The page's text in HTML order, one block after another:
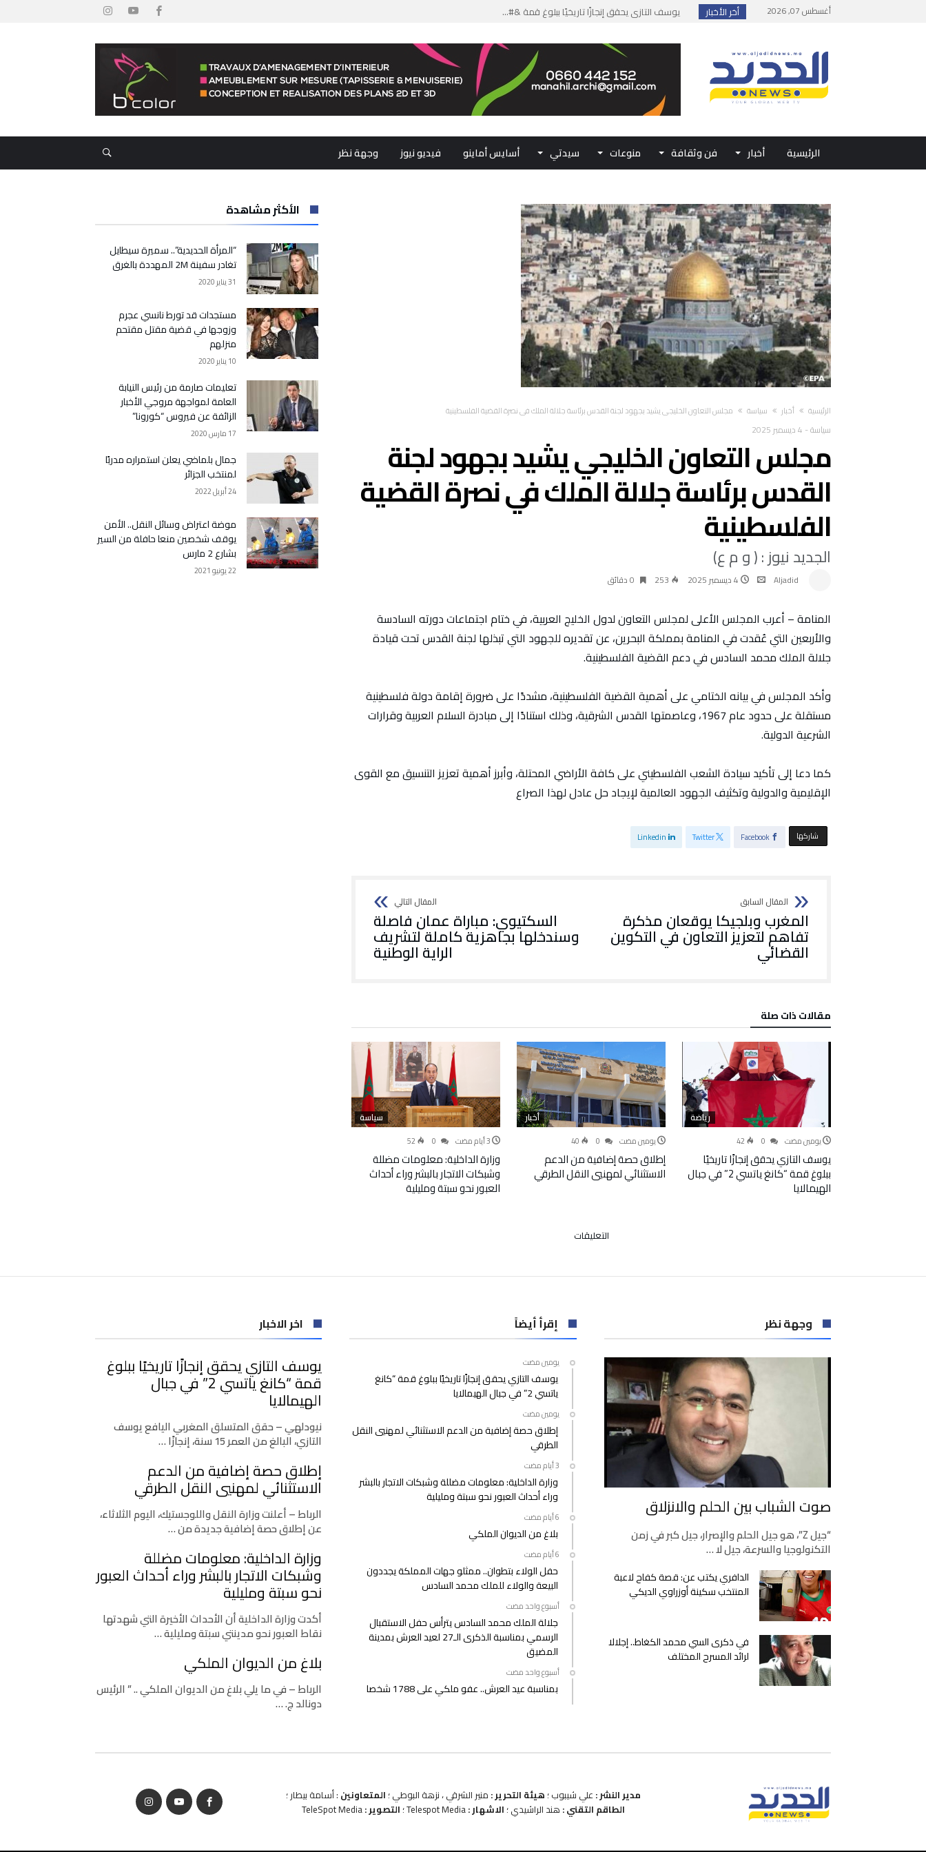
أغسطس 07, 2026 أخر الأخبار
إطلاق حصة إضافية من الدعم الاستثنائي لمهنيي ال...
بلاغ من الديوان الملكي...
حفل الولاء بتطوان.. ممثلو جهات المملكة يجددون ...
الرئيسية أخبار فن وثقافة منوعات سيدتي أسايس أماينو فيديو نيوز وجهة نظر
‫الرئيسية‬ أخبار سياسة مجلس التعاون الخليجي يشيد بجهود لجنة القدس برئاسة جلالة الملك في نصرة القضية الفلسطينية
سياسة- 4 ديسمبر 2025
مجلس التعاون الخليجي يشيد بجهود لجنة
القدس برئاسة جلالة الملك في نصرة القضية
الفلسطينية
الجديد نيوز : ( و م ع)
Aljadid 4 ديسمبر 2025 253 0 ‫دقائق‬
المنامة – أعرب المجلس الأعلى لمجلس التعاون لدول الخليج العربية، في ختام اجتماعات دورته السادسة
والأربعين التي عُقدت في المنامة بمملكة البحرين، عن تقديره للجهود التي تبذلها لجنة القدس تحت قيادة
جلالة الملك محمد السادس في دعم القضية الفلسطينية.
وأكد المجلس في بيانه الختامي على أهمية القضية الفلسطينية، مشددًا على ضرورة إقامة دولة فلسطينية
مستقلة على حدود عام 1967، وعاصمتها القدس الشرقية، وذلك استنادًا إلى مبادرة السلام العربية وقرارات
الشرعية الدولية.
كما دعا إلى تأكيد سيادة الشعب الفلسطيني على كافة الأراضي المحتلة، وأبرز أهمية تعزيز التنسيق مع القوى
الإقليمية والدولية وتكثيف الجهود العالمية لإيجاد حل عادل لهذا الصراع
‫‫ شاركها‬ Facebook
Twitter
Linkedin
المغرب وبلجيكا يوقعان مذكرة
تفاهم لتعزيز التعاون في التكوين
القضائي
السكتيوي: مباراة عمان فاصلة
وسندخلها بجاهزية كاملة لتشريف
الراية الوطنية
‫مقالات ذات صلة‬
رياضة
‫‫‫‏‫يومين مضت‬ 42
يوسف التازي يحقق إنجازًا تاريخيًا
ببلوغ قمة “كانغ ياتسي 2” في جبال
الهيمالايا
أخبار
‫‫‫‏‫يومين مضت‬ 40
إطلاق حصة إضافية من الدعم
الاستثنائي لمهنيي النقل الطرقي
سياسة
52
وزارة الداخلية: معلومات مضللة
وشبكات الاتجار بالبشر وراء أحداث
العبور نحو سبتة ومليلية
التعليقات
الخليجي
لجنة
القدس
جلالة
الملك
نصرة
القضية
الفلسطينية
مغلقة
الأكثر مشاهدة
“المرأة الحديدية”.. سميرة سيطايل
تغادر سفينة 2M المهددة بالغرق
31 يناير 2020
مستجدات قد تورط نانسي عجرم
وزوجها في قضية مقتل مقتحم
منزلهم
10 يناير 2020
تعليمات صارمة من رئيس النيابة
العامة لمواجهة مروجي الأخبار
الزائفة عن فيروس “كورونا”
17 مارس 2020
جمال بلماضي يعلن استمراره مدربًا
لمنتخب الجزائر
24 أبريل 2022
موضة اعتراض وسائل النقل.. الأمن
يوقف شخصين منعا حافلة من السير
بشارع 2 مارس
22 يونيو 2021
وجهة نظر
صوت الشباب بين الحلم والانزلاق
“جيل Z”، هو جيل الحلم والإصرار، جيل كبر في زمن
التكنولوجيا والسرعة، جيل لا …
الدافري يكتب عن: قصة كفاح لاعبة
المنتخب سكينة أوزراوي الديكي
في ذكرى السي محمد الكغاط.. إجلالا
لرائد المسرح المختلف
إقرأ أيضاً
‫‫‫‏‫يومين مضت‬
يوسف التازي يحقق إنجازًا تاريخيًا ببلوغ قمة “كانغ
ياتسي 2” في جبال الهيمالايا
‫‫‫‏‫يومين مضت‬
إطلاق حصة إضافية من الدعم الاستثنائي لمهنيي النقل
الطرقي
وزارة الداخلية: معلومات مضللة وشبكات الاتجار بالبشر
وراء أحداث العبور نحو سبتة ومليلية
بلاغ من الديوان الملكي
حفل الولاء بتطوان.. ممثلو جهات المملكة يجددون
البيعة والولاء للملك محمد السادس
‫‫‫‏‫أسبوع واحد مضت‬
جلالة الملك محمد السادس يترأس حفل الاستقبال
الرسمي بمناسبة الذكرى الـ27 لعيد العرش بمدينة
المضيق
‫‫‫‏‫أسبوع واحد مضت‬
بمناسبة عيد العرش.. عفو ملكي على 1788 شخصا
اخر الاخبار
يوسف التازي يحقق إنجازًا تاريخيًا ببلوغ
قمة “كانغ ياتسي 2” في جبال
الهيمالايا
نيودلهي – حقق المتسلق المغربي اليافع يوسف
التازي، البالغ من العمر 15 سنة، إنجازًا …
إطلاق حصة إضافية من الدعم
الاستثنائي لمهنيي النقل الطرقي
الرباط – أعلنت وزارة النقل واللوجستيك، اليوم الثلاثاء،
عن إطلاق حصة إضافية جديدة من …
وزارة الداخلية: معلومات مضللة
وشبكات الاتجار بالبشر وراء أحداث العبور
نحو سبتة ومليلية
أكدت وزارة الداخلية أن الأحداث الأخيرة التي شهدتها
نقاط العبور نحو مدينتي سبتة ومليلية …
بلاغ من الديوان الملكي
الرباط – في ما يلي بلاغ من الديوان الملكي .. ” الرئيس
دونالد ج. …
مدير النشر : علي شيبوب ؛ هيئة التحرير : منير الشرقي ، نزهة البوطي ؛ المتعاونين : أسامة بيطار ؛
الطاقم التقني : هند الراشيدي ؛ الاشهار :Telespot Media ؛ التصوير :TeleSpot Media